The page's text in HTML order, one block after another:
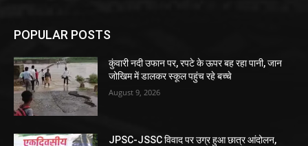
POPULAR POSTS
कुंवारी नदी उफान पर, रपटे के ऊपर बह रहा पानी, जान
जोखिम में डालकर स्कूल पहुंच रहे बच्चे
August 9, 2026
JPSC-JSSC विवाद पर उग्र हुआ छात्र आंदोलन,